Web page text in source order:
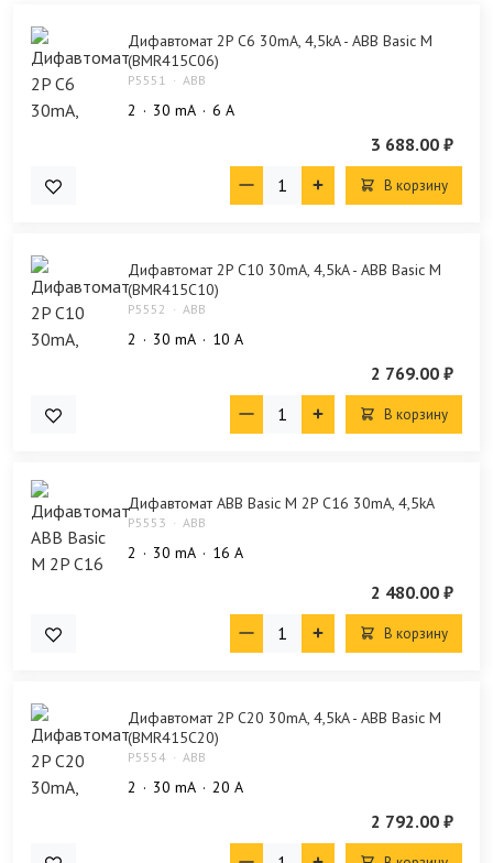
Дифавтомат 2P C6 30mA, 4,5kA - ABB Basic M
(BMR415C06)
P5551 ABB
2 30 mA 6 А
3 688.00 ₽
В корзину
Дифавтомат 2P C10 30mA, 4,5kA - ABB Basic M
(BMR415C10)
P5552 ABB
2 30 mA 10 А
2 769.00 ₽
В корзину
Дифавтомат ABB Basic M 2P C16 30mA, 4,5kA
P5553 ABB
2 30 mA 16 А
2 480.00 ₽
В корзину
Дифавтомат 2P C20 30mA, 4,5kA - ABB Basic M
(BMR415C20)
P5554 ABB
2 30 mA 20 А
2 792.00 ₽